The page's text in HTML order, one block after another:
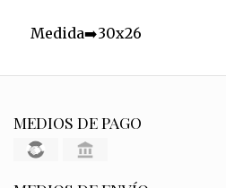
Medida➡️30x26
MEDIOS DE PAGO